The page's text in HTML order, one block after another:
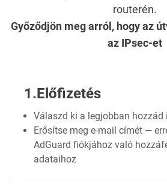
routerén.
Győződjön meg arról, hogy az
az IPsec-et
Előfizetés
Válaszd ki a legjobban hozzád
Erősítse meg e-mail címét —
AdGuard fiókjához való
adataihoz